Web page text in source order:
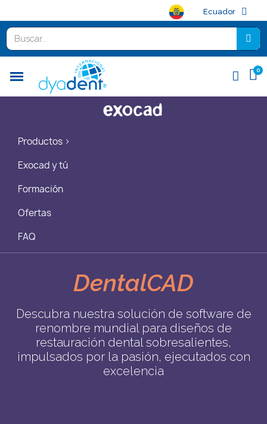
Ecuador
Productos >
Exocad y tú
Formación
Ofertas
FAQ
DentalCAD
Descubra nuestra solución de software de
renombre mundial para diseños de
restauración dental sobresalientes,
impulsados por la pasión, ejecutados con
excelencia